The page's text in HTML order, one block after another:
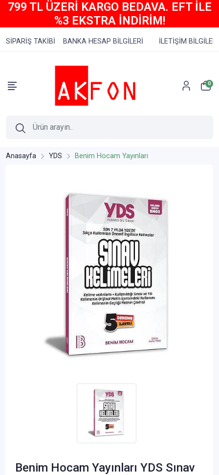
799 TL ÜZERİ KARGO BEDAVA. EFT İLE
%3 EKSTRA İNDİRİM!
SİPARİŞ TAKİBİ BANKA HESAP BİLGİLERİ İLETİŞİM BİLGİLERİ
0
Anasayfa YDS Benim Hocam Yayınları
Benim Hocam Yayınları YDS Sınav